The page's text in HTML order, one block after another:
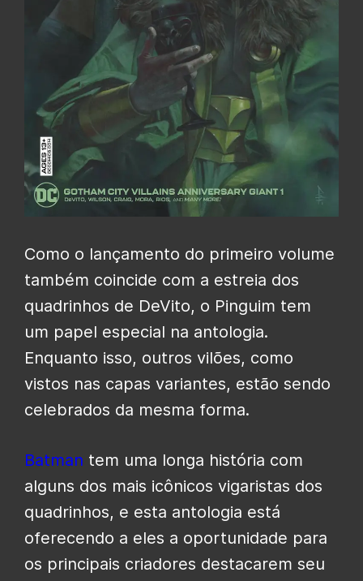
Como o lançamento do primeiro volume
também coincide com a estreia dos
quadrinhos de DeVito, o Pinguim tem
um papel especial na antologia.
Enquanto isso, outros vilões, como
vistos nas capas variantes, estão sendo
celebrados da mesma forma.
Batman tem uma longa história com
alguns dos mais icônicos vigaristas dos
quadrinhos, e esta antologia está
oferecendo a eles a oportunidade para
os principais criadores destacarem seu